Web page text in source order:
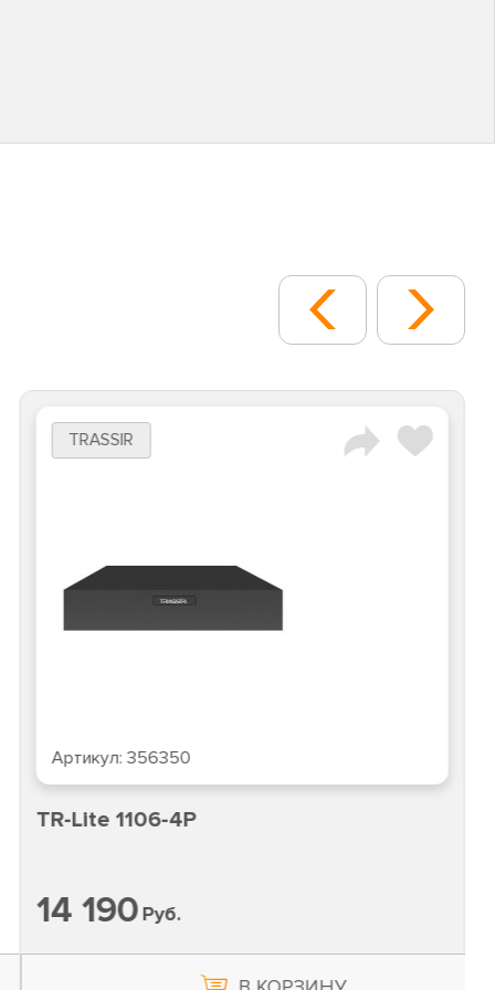
TRASSIR
Артикул:356350
TR-Lite 1106-4P
14 190Руб.